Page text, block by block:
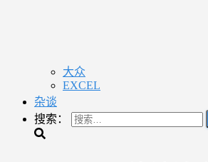
大众
EXCEL
杂谈
搜索：